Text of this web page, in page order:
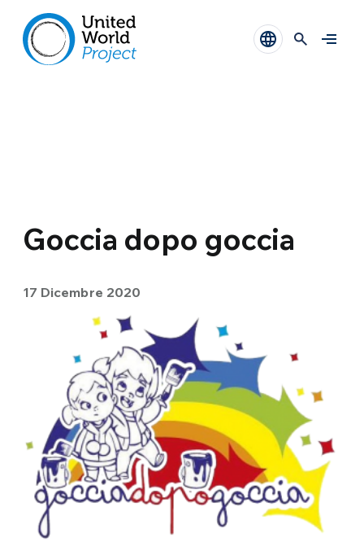
Goccia dopo goccia
17 Dicembre 2020